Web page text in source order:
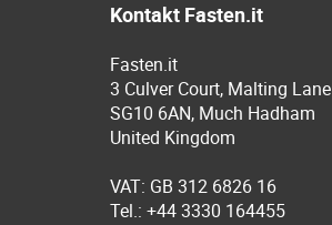
Kontakt Fasten.it
Fasten.it
3 Culver Court, Malting Lane
SG10 6AN, Much Hadham
United Kingdom
VAT: GB 312 6826 16
Tel.: +44 3330 164455